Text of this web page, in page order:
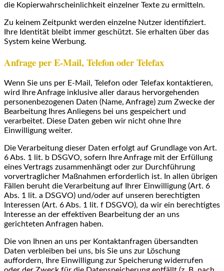
die Kopierwahrscheinlichkeit einzelner Texte zu ermitteln.
Zu keinem Zeitpunkt werden einzelne Nutzer identifiziert.
Ihre Identität bleibt immer geschützt. Sie erhalten über das
System keine Werbung.
Anfrage per E-Mail, Telefon oder Telefax
Wenn Sie uns per E-Mail, Telefon oder Telefax kontaktieren,
wird Ihre Anfrage inklusive aller daraus hervorgehenden
personenbezogenen Daten (Name, Anfrage) zum Zwecke der
Bearbeitung Ihres Anliegens bei uns gespeichert und
verarbeitet. Diese Daten geben wir nicht ohne Ihre
Einwilligung weiter.
Die Verarbeitung dieser Daten erfolgt auf Grundlage von Art.
6 Abs. 1 lit. b DSGVO, sofern Ihre Anfrage mit der Erfüllung
eines Vertrags zusammenhängt oder zur Durchführung
vorvertraglicher Maßnahmen erforderlich ist. In allen übrigen
Fällen beruht die Verarbeitung auf Ihrer Einwilligung (Art. 6
Abs. 1 lit. a DSGVO) und/oder auf unseren berechtigten
Interessen (Art. 6 Abs. 1 lit. f DSGVO), da wir ein berechtigtes
Interesse an der effektiven Bearbeitung der an uns
gerichteten Anfragen haben.
Die von Ihnen an uns per Kontaktanfragen übersandten
Daten verbleiben bei uns, bis Sie uns zur Löschung
auffordern, Ihre Einwilligung zur Speicherung widerrufen